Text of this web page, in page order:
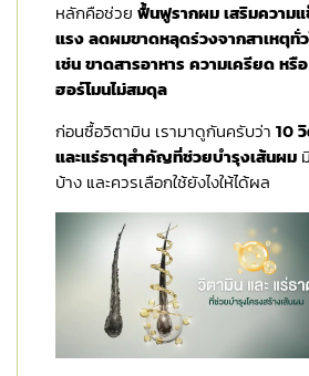
หลักคือช่วยฟื้นฟูรากผม เสริมความ
แรง ลดผมขาดหลุดร่วงจากสาเหตุทั่
เช่น ขาดสารอาหาร ความเครียด หรือ
ฮอร์โมนไม่สมดุล
ก่อนซื้อวิตามิน เรามาดูกันครับว่า10
และแร่ธาตุสำคัญที่ช่วยบำรุงเส้นผม
บ้าง และควรเลือกใช้ยังไงให้ได้ผล